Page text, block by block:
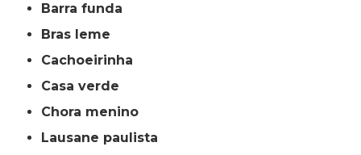
barra funda
bras leme
cachoeirinha
casa verde
chora menino
lausane paulista